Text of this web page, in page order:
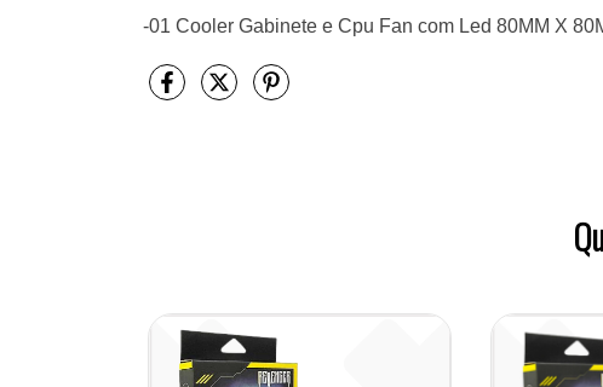
-01 Cooler Gabinete e Cpu Fan com Led 80MM X